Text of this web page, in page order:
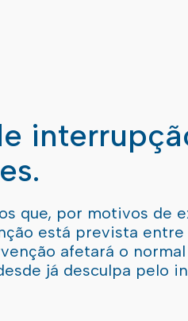
que, por motivos de
está prevista entre
afetará o
já desculpa pelo